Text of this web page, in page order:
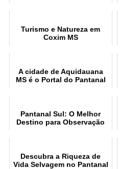
Turismo e Natureza em
Coxim MS
A cidade de Aquidauana
MS é o Portal do Pantanal
Pantanal Sul: O Melhor
Destino para Observação
Descubra a Riqueza de
Vida Selvagem no Pantanal